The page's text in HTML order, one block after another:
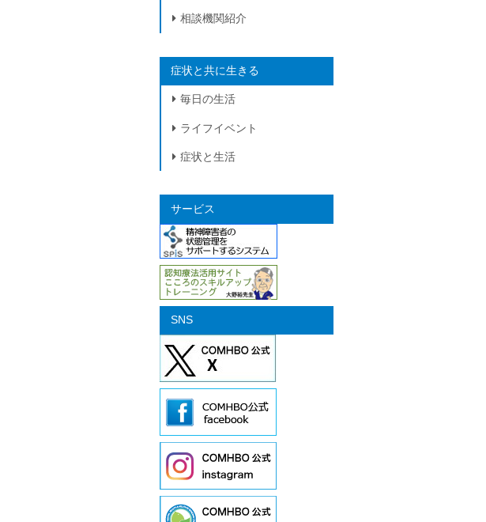
相談機関紹介
症状と共に生きる
毎日の生活
ライフイベント
症状と生活
サービス
SNS